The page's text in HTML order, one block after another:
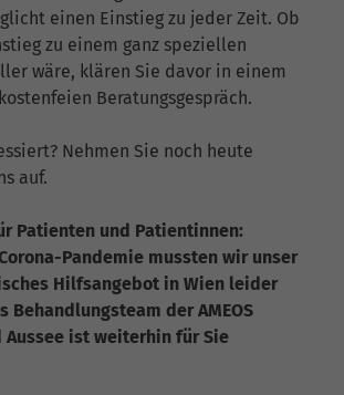
einen Einstieg zu jeder Zeit. Ob
zu einem ganz speziellen
wäre, klären Sie davor in einem
Beratungsgespräch.
Nehmen Sie noch heute
auf.
Patienten und Patientinnen:
Pandemie mussten wir unser
Hilfsangebot in Wien leider
Behandlungsteam der AMEOS
Aussee ist weiterhin für Sie